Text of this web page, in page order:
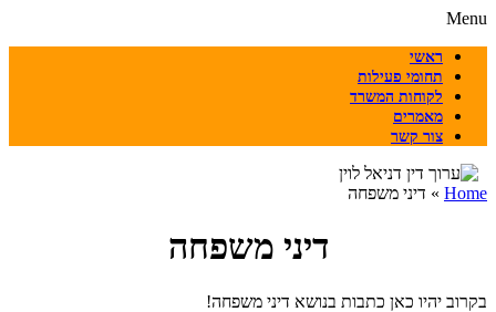
Menu
ראשי
תחומי פעילות
לקוחות המשרד
מאמרים
צור קשר
Home
» דיני משפחה
דיני משפחה
בקרוב יהיו כאן כתבות בנושא דיני משפחה!